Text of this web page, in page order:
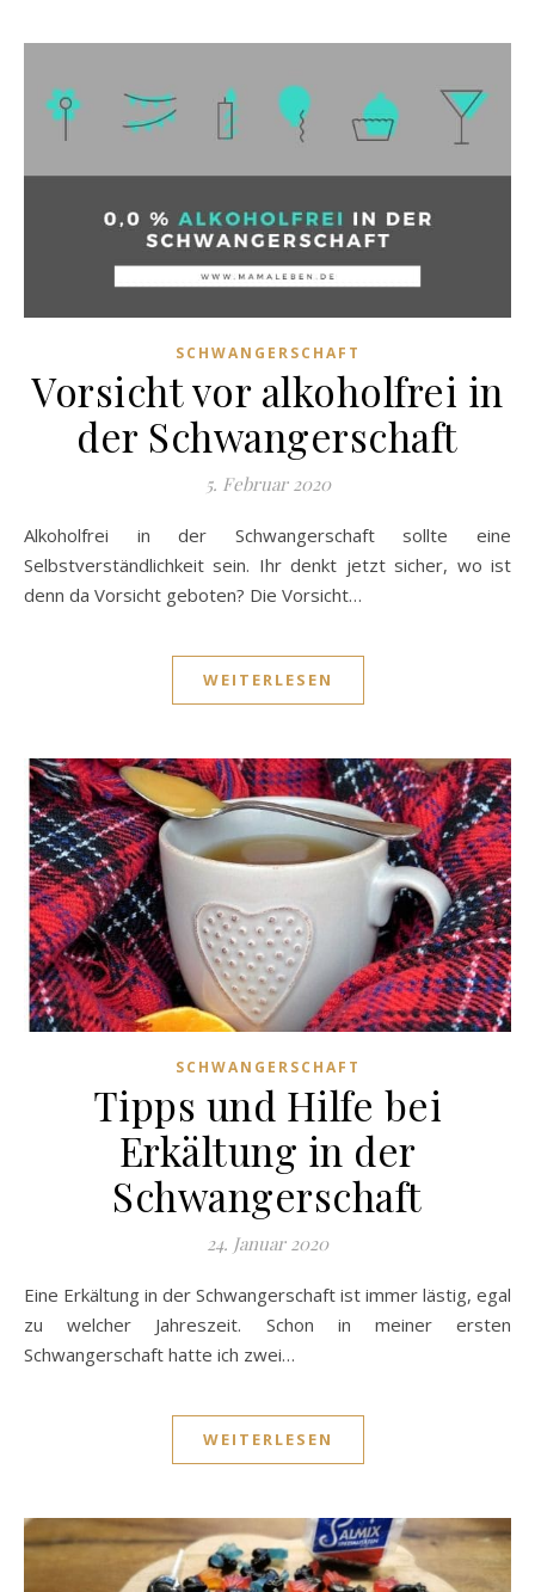
SCHWANGERSCHAFT
Vorsicht vor alkoholfrei in
der Schwangerschaft
5. Februar 2020
Alkoholfrei in der Schwangerschaft sollte eine
Selbstverständlichkeit sein. Ihr denkt jetzt sicher, wo ist
denn da Vorsicht geboten? Die Vorsicht…
WEITERLESEN
SCHWANGERSCHAFT
Tipps und Hilfe bei
Erkältung in der
Schwangerschaft
24. Januar 2020
Eine Erkältung in der Schwangerschaft ist immer lästig, egal
zu welcher Jahreszeit. Schon in meiner ersten
Schwangerschaft hatte ich zwei…
WEITERLESEN